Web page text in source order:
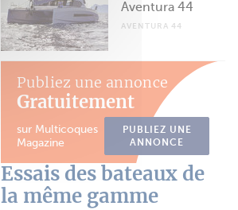
Aventura 44
AVENTURA 44
Publiez une annonce
Gratuitement
sur Multicoques
Magazine
PUBLIEZ UNE
ANNONCE
Essais des bateaux de
la même gamme